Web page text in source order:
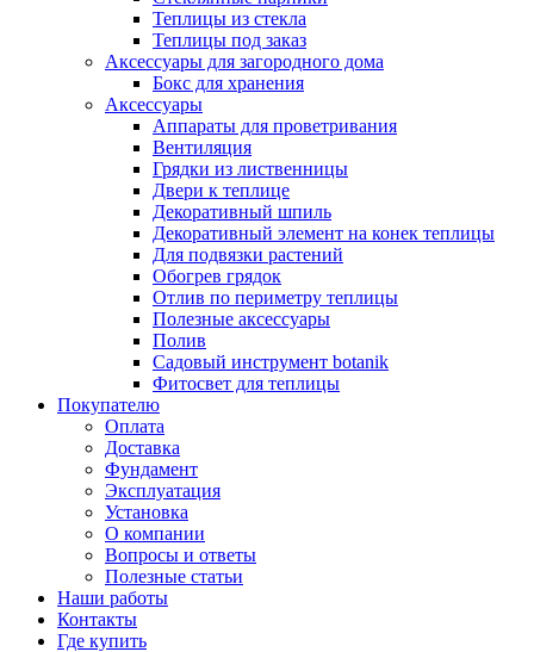
Теплицы из стекла
Теплицы под заказ
Аксессуары для загородного дома
Бокс для хранения
Аксессуары
Аппараты для проветривания
Вентиляция
Грядки из лиственницы
Двери к теплице
Декоративный шпиль
Декоративный элемент на конек теплицы
Для подвязки растений
Обогрев грядок
Отлив по периметру теплицы
Полезные аксессуары
Полив
Садовый инструмент botanik
Фитосвет для теплицы
Покупателю
Оплата
Доставка
Фундамент
Эксплуатация
Установка
О компании
Вопросы и ответы
Полезные статьи
Наши работы
Контакты
Где купить